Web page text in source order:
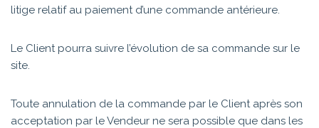
litige relatif au paiement d’une commande antérieure.
Le Client pourra suivre l’évolution de sa commande sur le
site.
Toute annulation de la commande par le Client après son
acceptation par le Vendeur ne sera possible que dans les